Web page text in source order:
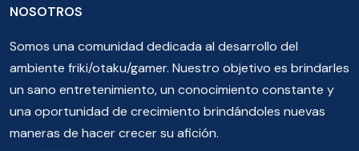
NOSOTROS
Somos una comunidad dedicada al desarrollo del
ambiente friki/otaku/gamer. Nuestro objetivo es brindarles
un sano entretenimiento, un conocimiento constante y
una oportunidad de crecimiento brindándoles nuevas
maneras de hacer crecer su afición.